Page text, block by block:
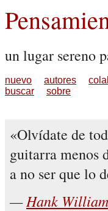
un lugar sereno
nuevo autores
buscar
sobre
Olvídate de
guitarra menos
a no ser que lo
Hank